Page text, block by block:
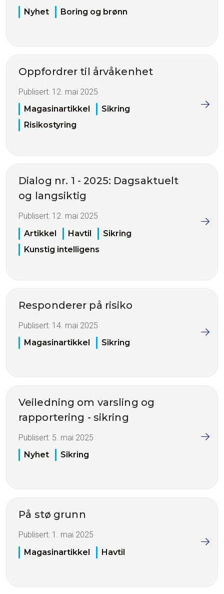
Nyhet
Boring og brønn
Oppfordrer til årvåkenhet
Publisert: 12. mai 2025
Magasinartikkel
Sikring
Risikostyring
Dialog nr. 1 - 2025: Dagsaktuelt
og langsiktig
Publisert: 12. mai 2025
Artikkel
Havtil
Sikring
Kunstig intelligens
Responderer på risiko
Publisert: 14. mai 2025
Magasinartikkel
Sikring
Veiledning om varsling og
rapportering - sikring
Publisert: 5. mai 2025
Nyhet
Sikring
På stø grunn
Publisert: 1. mai 2025
Magasinartikkel
Havtil